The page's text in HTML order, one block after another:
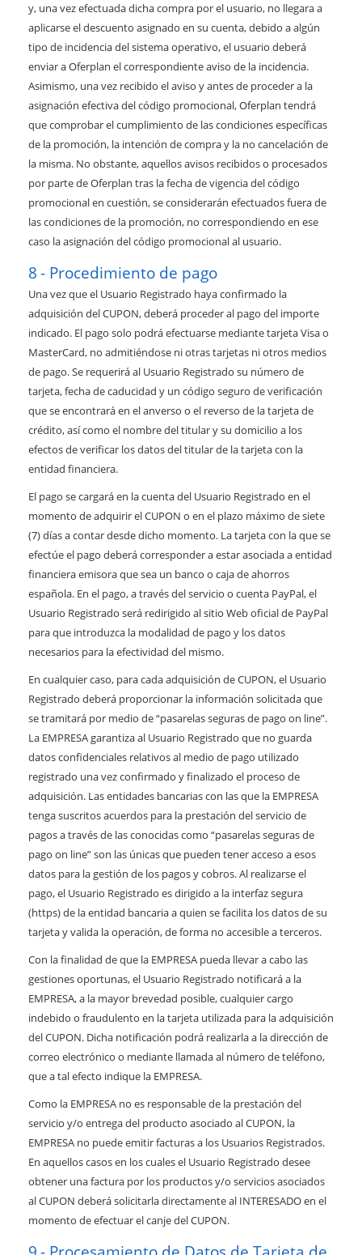
y, una vez efectuada dicha compra por el usuario, no llegara a
aplicarse el descuento asignado en su cuenta, debido a algún
tipo de incidencia del sistema operativo, el usuario deberá
enviar a Oferplan el correspondiente aviso de la incidencia.
Asimismo, una vez recibido el aviso y antes de proceder a la
asignación efectiva del código promocional, Oferplan tendrá
que comprobar el cumplimiento de las condiciones específicas
de la promoción, la intención de compra y la no cancelación de
la misma. No obstante, aquellos avisos recibidos o procesados
por parte de Oferplan tras la fecha de vigencia del código
promocional en cuestión, se considerarán efectuados fuera de
las condiciones de la promoción, no correspondiendo en ese
caso la asignación del código promocional al usuario.
Procedimiento de pago
Una vez que el Usuario Registrado haya confirmado la
adquisición del CUPON, deberá proceder al pago del importe
indicado. El pago solo podrá efectuarse mediante tarjeta Visa o
MasterCard, no admitiéndose ni otras tarjetas ni otros medios
de pago. Se requerirá al Usuario Registrado su número de
tarjeta, fecha de caducidad y un código seguro de verificación
que se encontrará en el anverso o el reverso de la tarjeta de
crédito, así como el nombre del titular y su domicilio a los
efectos de verificar los datos del titular de la tarjeta con la
entidad financiera.
El pago se cargará en la cuenta del Usuario Registrado en el
momento de adquirir el CUPON o en el plazo máximo de siete
(7) días a contar desde dicho momento. La tarjeta con la que se
efectúe el pago deberá corresponder a estar asociada a entidad
financiera emisora que sea un banco o caja de ahorros
española. En el pago, a través del servicio o cuenta PayPal, el
Usuario Registrado será redirigido al sitio Web oficial de PayPal
para que introduzca la modalidad de pago y los datos
necesarios para la efectividad del mismo.
En cualquier caso, para cada adquisición de CUPON, el Usuario
Registrado deberá proporcionar la información solicitada que
se tramitará por medio de “pasarelas seguras de pago on line”.
La EMPRESA garantiza al Usuario Registrado que no guarda
datos confidenciales relativos al medio de pago utilizado
registrado una vez confirmado y finalizado el proceso de
adquisición. Las entidades bancarias con las que la EMPRESA
tenga suscritos acuerdos para la prestación del servicio de
pagos a través de las conocidas como “pasarelas seguras de
pago on line” son las únicas que pueden tener acceso a esos
datos para la gestión de los pagos y cobros. Al realizarse el
pago, el Usuario Registrado es dirigido a la interfaz segura
(https) de la entidad bancaria a quien se facilita los datos de su
tarjeta y valida la operación, de forma no accesible a terceros.
Con la finalidad de que la EMPRESA pueda llevar a cabo las
gestiones oportunas, el Usuario Registrado notificará a la
EMPRESA, a la mayor brevedad posible, cualquier cargo
indebido o fraudulento en la tarjeta utilizada para la adquisición
del CUPON. Dicha notificación podrá realizarla a la dirección de
correo electrónico o mediante llamada al número de teléfono,
que a tal efecto indique la EMPRESA.
Como la EMPRESA no es responsable de la prestación del
servicio y/o entrega del producto asociado al CUPON, la
EMPRESA no puede emitir facturas a los Usuarios Registrados.
En aquellos casos en los cuales el Usuario Registrado desee
obtener una factura por los productos y/o servicios asociados
al CUPON deberá solicitarla directamente al INTERESADO en el
momento de efectuar el canje del CUPON.